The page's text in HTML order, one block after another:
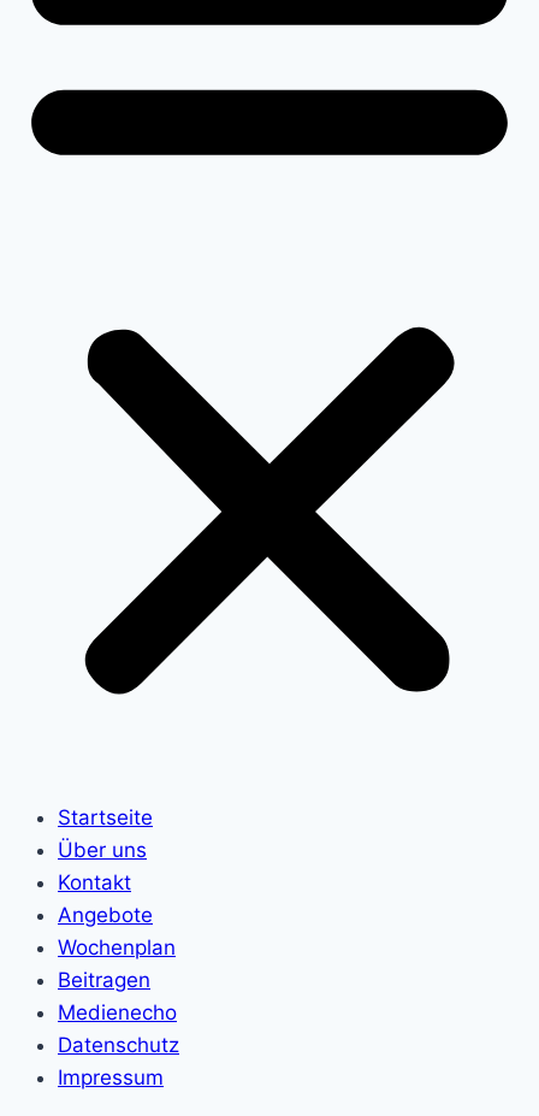
Startseite
Über uns
Kontakt
Angebote
Wochenplan
Beitragen
Medienecho
Datenschutz
Impressum